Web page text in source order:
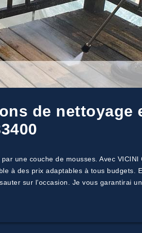
de nettoyage
une couche de mousses. Avec
à des prix adaptables à tous budgets.
sur l’occasion. Je vous garantirai